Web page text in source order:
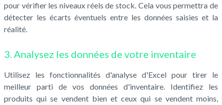
pour vérifier les niveaux réels de stock. Cela vous permettra de
détecter les écarts éventuels entre les données saisies et la
réalité.
3. Analysez les données de votre inventaire
Utilisez les fonctionnalités d'analyse d'Excel pour tirer le
meilleur parti de vos données d'inventaire. Identifiez les
produits qui se vendent bien et ceux qui se vendent moins,